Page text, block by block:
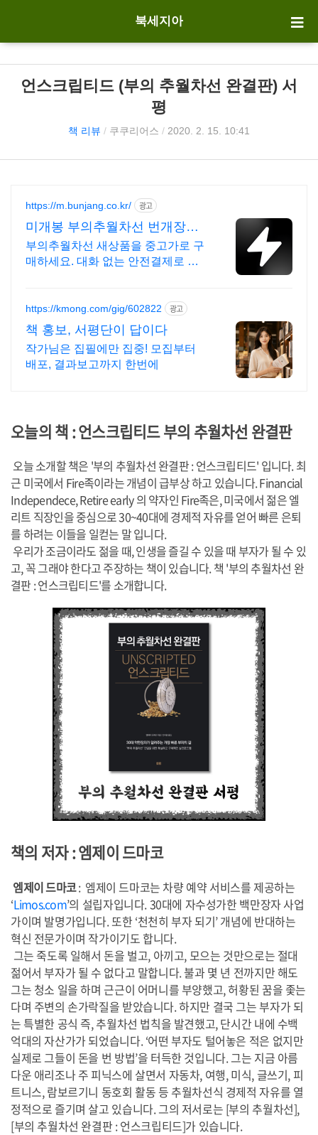
북세지아
언스크립티드 (부의 추월차선 완결판) 서
평
책 리뷰 / 쿠쿠리어스 / 2020. 2. 15. 10:41
https://m.bunjang.co.kr/ 광고
미개봉 부의추월차선 번개장터
국내 최대 브랜드 중고거래
부의추월차선 새상품을 중고가로 구
매하세요. 대화 없는 안전결제로 간
신규 상품 업로드
https://kmong.com/gig/602822 광고
책 홍보, 서평단이 답이다
작가님은 집필에만 집중! 모집부터
배포, 결과보고까지 한번에
오늘의 책 : 언스크립티드 부의 추월차선 완결판
오늘 소개할 책은 '부의 추월차선 완결판 : 언스크립티드' 입니다. 최
근 미국에서 Fire족이라는 개념이 급부상 하고 있습니다. Financial
Independece, Retire early 의 약자인 Fire족은, 미국에서 젊은 엘
리트 직장인을 중심으로 30~40대에 경제적 자유를 얻어 빠른 은퇴
를 하려는 이들을 일컫는 말 입니다.
우리가 조금이라도 젊을 때, 인생을 즐길 수 있을 때 부자가 될 수 있
고, 꼭 그래야 한다고 주장하는 책이 있습니다. 책 '부의 추월차선 완
결판 : 언스크립티드'를 소개합니다.
책의 저자 : 엠제이 드마코
엠제이 드마코: 엠제이 드마코는 차량 예약 서비스를 제공하는
‘Limos.com’의 설립자입니다. 30대에 자수성가한 백만장자 사업
가이며 발명가입니다. 또한 ‘천천히 부자 되기’ 개념에 반대하는
혁신 전문가이며 작가이기도 합니다.
그는 죽도록 일해서 돈을 벌고, 아끼고, 모으는 것만으로는 절대
젊어서 부자가 될 수 없다고 말합니다. 불과 몇 년 전까지만 해도
그는 청소 일을 하며 근근이 어머니를 부양했고, 허황된 꿈을 좇는
다며 주변의 손가락질을 받았습니다. 하지만 결국 그는 부자가 되
는 특별한 공식 즉, 추월차선 법칙을 발견했고, 단시간 내에 수백
억대의 자산가가 되었습니다. ‘어떤 부자도 털어놓은 적은 없지만
실제로 그들이 돈을 번 방법’을 터득한 것입니다. 그는 지금 아름
다운 애리조나 주 피닉스에 살면서 자동차, 여행, 미식, 글쓰기, 피
트니스, 람보르기니 동호회 활동 등 추월차선식 경제적 자유를 열
정적으로 즐기며 살고 있습니다. 그의 저서로는 [부의 추월차선],
[부의 추월차선 완결판 : 언스크립티드]가 있습니다.